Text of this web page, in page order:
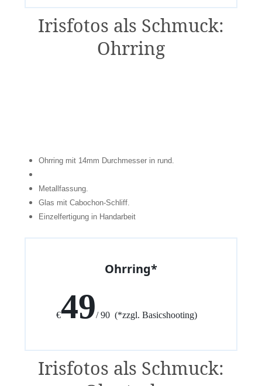
Irisfotos als Schmuck:
Ohrring
Ohrring mit 14mm Durchmesser in rund.
Metallfassung.
Glas mit Cabochon-Schliff.
Einzelfertigung in Handarbeit
Ohrring*
€49/ 90 (*zzgl. Basicshooting)
Irisfotos als Schmuck: